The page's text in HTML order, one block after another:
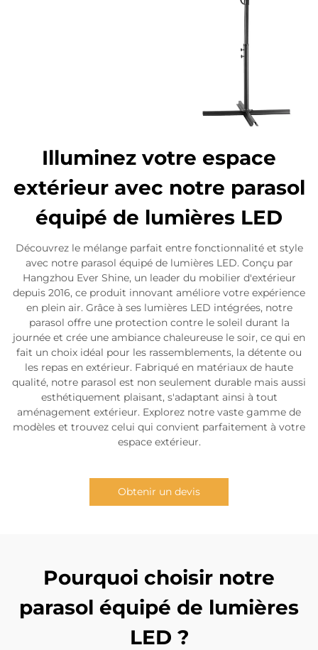
Illuminez votre espace
extérieur avec notre parasol
équipé de lumières LED
Découvrez le mélange parfait entre fonctionnalité et style
avec notre parasol équipé de lumières LED. Conçu par
Hangzhou Ever Shine, un leader du mobilier d'extérieur
depuis 2016, ce produit innovant améliore votre expérience
en plein air. Grâce à ses lumières LED intégrées, notre
parasol offre une protection contre le soleil durant la
journée et crée une ambiance chaleureuse le soir, ce qui en
fait un choix idéal pour les rassemblements, la détente ou
les repas en extérieur. Fabriqué en matériaux de haute
qualité, notre parasol est non seulement durable mais aussi
esthétiquement plaisant, s'adaptant ainsi à tout
aménagement extérieur. Explorez notre vaste gamme de
modèles et trouvez celui qui convient parfaitement à votre
espace extérieur.
Obtenir un devis
Pourquoi choisir notre
parasol équipé de lumières
LED ?